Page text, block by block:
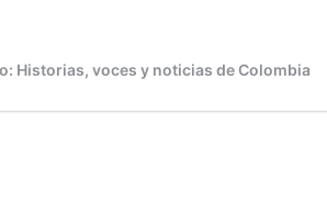
Historias, voces y noticias de Colombia